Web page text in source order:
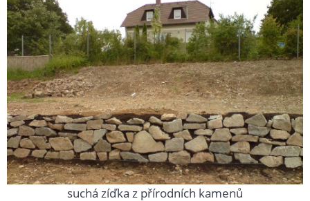
suchá zíďka z přírodních kamenů